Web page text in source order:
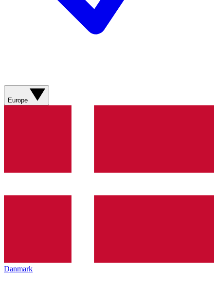
Europe
Danmark